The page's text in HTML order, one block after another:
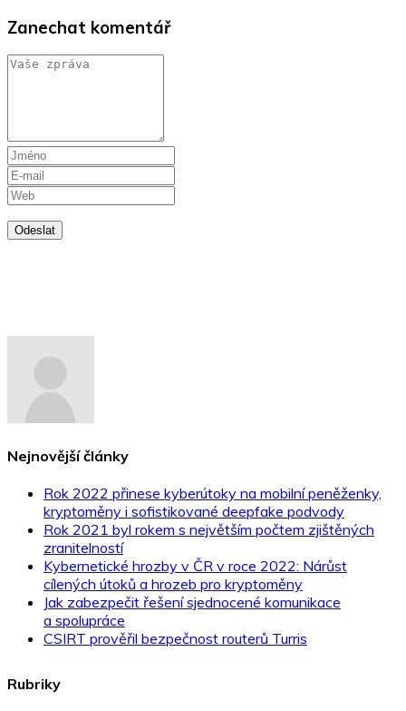
Zanechat komentář
Odeslat
Nejnovější články
Rok 2022 přinese kyberútoky na mobilní peněženky,
kryptoměny i sofistikované deepfake podvody
Rok 2021 byl rokem s největším počtem zjištěných
zranitelností
Kybernetické hrozby v ČR v roce 2022: Nárůst
cílených útoků a hrozeb pro kryptoměny
Jak zabezpečit řešení sjednocené komunikace
a spolupráce
CSIRT prověřil bezpečnost routerů Turris
Rubriky